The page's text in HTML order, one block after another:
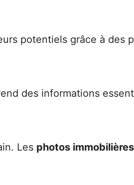
potentiels grâce à des
des informations
Les photos immobilières